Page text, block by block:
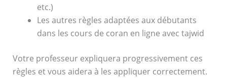
etc.)
Les autres règles adaptées aux débutants
dans les cours de coran en ligne avec tajwid
Votre professeur expliquera progressivement ces
règles et vous aidera à les appliquer correctement.